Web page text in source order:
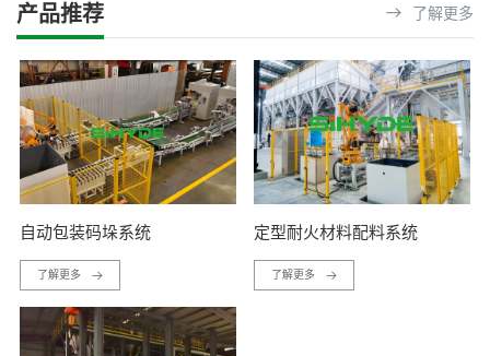
产品推荐 了解更多
自动包装码垛系统
了解更多
定型耐火材料配料系统
了解更多